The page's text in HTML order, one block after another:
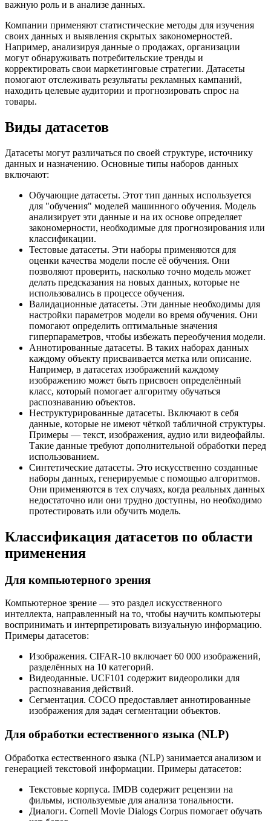
важную роль и в анализе данных.
Компании применяют статистические методы для изучения
своих данных и выявления скрытых закономерностей.
Например, анализируя данные о продажах, организации
могут обнаруживать потребительские тренды и
корректировать свои маркетинговые стратегии. Датасеты
помогают отслеживать результаты рекламных кампаний,
находить целевые аудитории и прогнозировать спрос на
товары.
Виды датасетов
Датасеты могут различаться по своей структуре, источнику
данных и назначению. Основные типы наборов данных
включают:
Обучающие датасеты. Этот тип данных используется
для "обучения" моделей машинного обучения. Модель
анализирует эти данные и на их основе определяет
закономерности, необходимые для прогнозирования или
классификации.
Тестовые датасеты. Эти наборы применяются для
оценки качества модели после её обучения. Они
позволяют проверить, насколько точно модель может
делать предсказания на новых данных, которые не
использовались в процессе обучения.
Валидационные датасеты. Эти данные необходимы для
настройки параметров модели во время обучения. Они
помогают определить оптимальные значения
гиперпараметров, чтобы избежать переобучения модели.
Аннотированные датасеты. В таких наборах данных
каждому объекту присваивается метка или описание.
Например, в датасетах изображений каждому
изображению может быть присвоен определённый
класс, который помогает алгоритму обучаться
распознаванию объектов.
Неструктурированные датасеты. Включают в себя
данные, которые не имеют чёткой табличной структуры.
Примеры — текст, изображения, аудио или видеофайлы.
Такие данные требуют дополнительной обработки перед
использованием.
Синтетические датасеты. Это искусственно созданные
наборы данных, генерируемые с помощью алгоритмов.
Они применяются в тех случаях, когда реальных данных
недостаточно или они трудно доступны, но необходимо
протестировать или обучить модель.
Классификация датасетов по области
применения
Для компьютерного зрения
Компьютерное зрение — это раздел искусственного
интеллекта, направленный на то, чтобы научить компьютеры
воспринимать и интерпретировать визуальную информацию.
Примеры датасетов:
Изображения. CIFAR-10 включает 60 000 изображений,
разделённых на 10 категорий.
Видеоданные. UCF101 содержит видеоролики для
распознавания действий.
Сегментация. COCO предоставляет аннотированные
изображения для задач сегментации объектов.
Для обработки естественного языка (NLP)
Обработка естественного языка (NLP) занимается анализом и
генерацией текстовой информации. Примеры датасетов:
Текстовые корпуса. IMDB содержит рецензии на
фильмы, используемые для анализа тональности.
Диалоги. Cornell Movie Dialogs Corpus помогает обучать